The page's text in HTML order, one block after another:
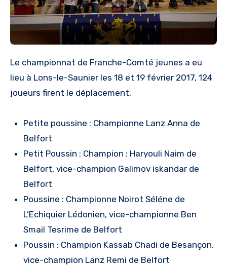
Le championnat de Franche-Comté jeunes a eu
lieu à Lons-le-Saunier les 18 et 19 février 2017, 124
joueurs firent le déplacement.
Petite poussine : Championne Lanz Anna de
Belfort
Petit Poussin : Champion : Haryouli Naim de
Belfort, vice-champion Galimov iskandar de
Belfort
Poussine : Championne Noirot Séléne de
L’Echiquier Lédonien, vice-championne Ben
Smail Tesrime de Belfort
Poussin : Champion Kassab Chadi de Besançon,
vice-champion Lanz Remi de Belfort